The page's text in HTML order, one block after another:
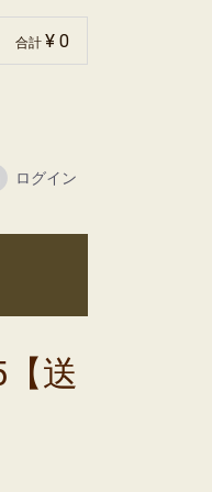
合計 ¥ 0
ログイン
送